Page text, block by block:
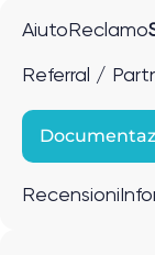
Aiuto Reclamo
Referral /
Recensioni